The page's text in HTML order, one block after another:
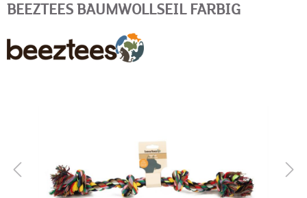
BEEZTEES BAUMWOLLSEIL FARBIG